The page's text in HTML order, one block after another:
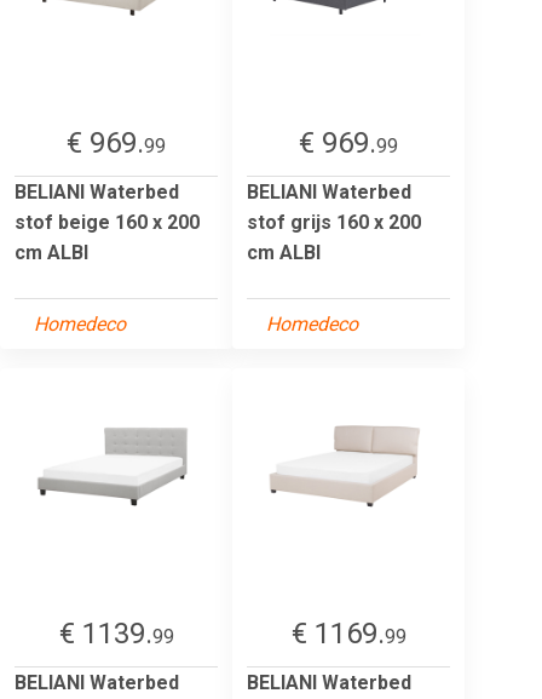
€ 969.99
BELIANI Waterbed
stof beige 160 x 200
cm ALBI
Homedeco
€ 969.99
BELIANI Waterbed
stof grijs 160 x 200
cm ALBI
Homedeco
€ 1139.99
BELIANI Waterbed
€ 1169.99
BELIANI Waterbed